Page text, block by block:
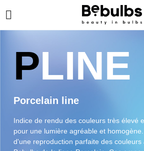
PLINE
Porcelain line
Indice de rendu des couleurs très élevé
pour une lumière agréable et
d'une reproduction parfaite des couleurs